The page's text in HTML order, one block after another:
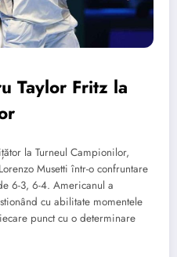
Taylor Fritz la
la Turneul Campionilor,
Musetti într-o confruntare
6-3, 6-4. Americanul a
cu abilitate momentele
punct cu o determinare